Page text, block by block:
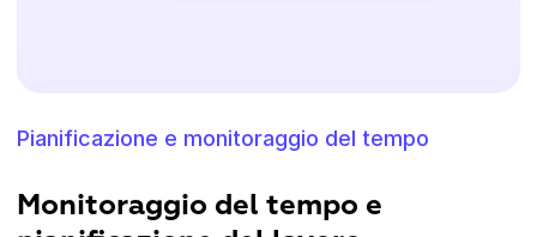
Pianificazione e monitoraggio del tempo
Monitoraggio del tempo e